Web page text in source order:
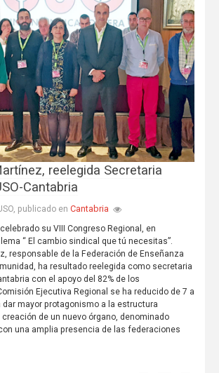
reelegida Secretaria
Cantabria
publicado en Cantabria
su VIII Congreso Regional, en
“ El cambio sindical que tú necesitas”.
responsable de la Federación de Enseñanza
ha resultado reelegida como secretaria
con el apoyo del 82% de los
Ejecutiva Regional se ha reducido de 7 a
mayor protagonismo a la estructura
de un nuevo órgano, denominado
una amplia presencia de las federaciones